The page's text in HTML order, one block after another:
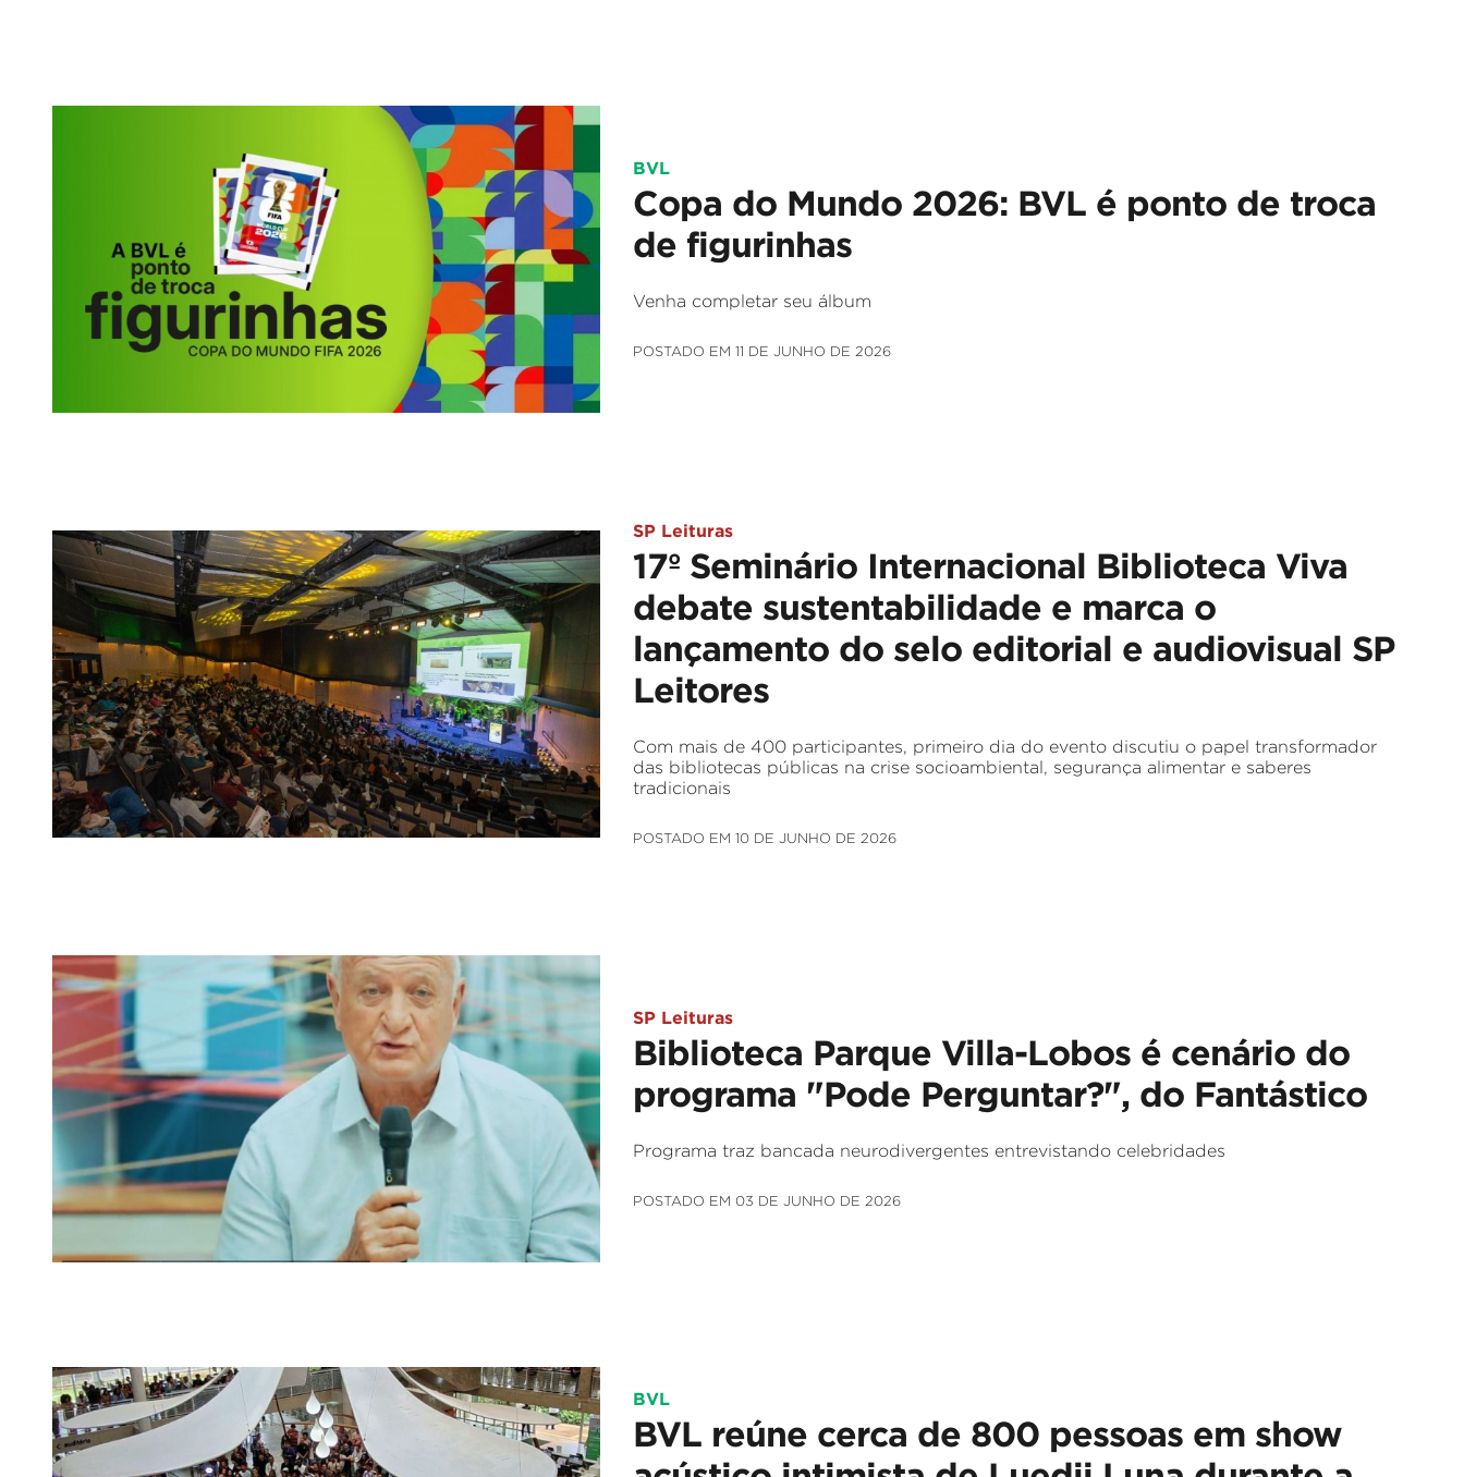
BVL
Copa do Mundo 2026: BVL é ponto de troca
de figurinhas
Venha completar seu álbum
POSTADO EM 11 DE JUNHO DE 2026
SP Leituras
17º Seminário Internacional Biblioteca Viva
debate sustentabilidade e marca o
lançamento do selo editorial e audiovisual SP
Leitores
Com mais de 400 participantes, primeiro dia do evento discutiu o papel transformador
das bibliotecas públicas na crise socioambiental, segurança alimentar e saberes
tradicionais
POSTADO EM 10 DE JUNHO DE 2026
SP Leituras
Biblioteca Parque Villa-Lobos é cenário do
programa "Pode Perguntar?", do Fantástico
Programa traz bancada neurodivergentes entrevistando celebridades
POSTADO EM 03 DE JUNHO DE 2026
BVL
BVL reúne cerca de 800 pessoas em show